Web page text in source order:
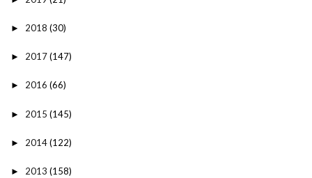
► 2018 (30)
► 2017(147)
► 2016 (66)
► 2015 (145)
► 2014(122)
► 2013 (158)